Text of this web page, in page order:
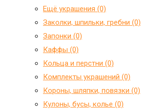
Ещё украшения (0)
Заколки, шпильки, гребни (0)
Запонки (0)
Каффы (0)
Кольца и перстни (0)
Комплекты украшений (0)
Короны, шляпки, повязки (0)
Кулоны, бусы, колье (0)